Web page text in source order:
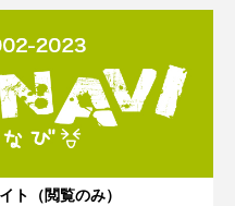
ト（閲覧のみ）